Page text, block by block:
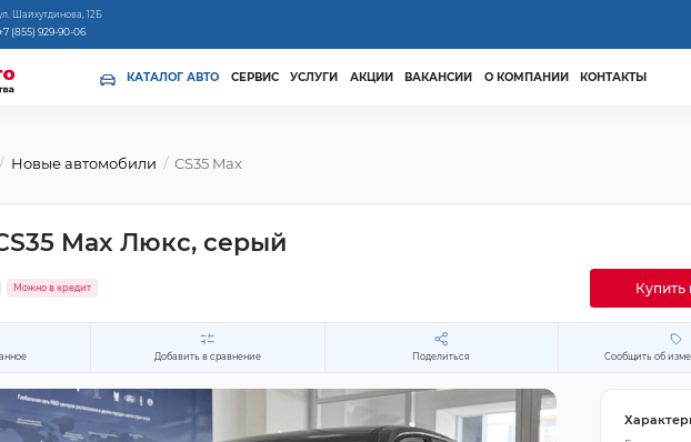
Шайхутдинова, 12Б
(855) 929-90-06
КАТАЛОГ АВТО СЕРВИС УСЛУГИ АКЦИИ ВАКАНСИИ О КОМПАНИИ КОНТАКТЫ
Новые автомобили CS35 Max
Max Люкс, серый
Можно в кредит Купить
Добавить в сравнение Поделиться Сообщить об